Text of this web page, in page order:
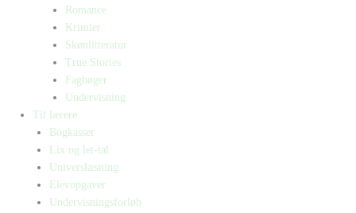
Romance
Krimier
Skønlitteratur
True Stories
Fagbøger
Undervisning
Til lærere
Bogkasser
Lix og let-tal
Universlæsning
Elevopgaver
Undervisningsforløb